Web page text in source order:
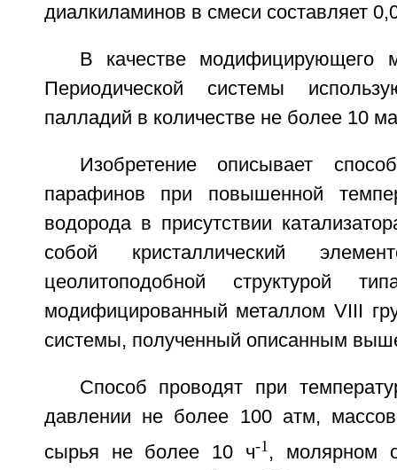
диалкиламинов в смеси составляет
В качестве модифицирующего
Периодической системы
палладий в количестве не более 10
Изобретение описывает
парафинов при повышенной
водорода в присутствии
собой кристаллический
цеолитоподобной структурой
модифицированный металлом VIII
системы, полученный описанным
Способ проводят при
давлении не более 100 атм,
сырья не более 10 ч-1 , молярном